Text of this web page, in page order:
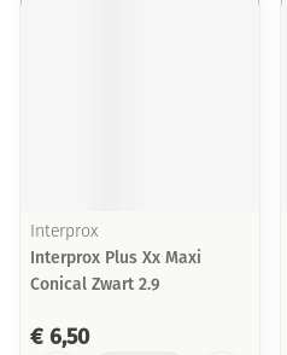
Interprox
Interprox Plus Xx Maxi
Conical Zwart 2.9
€ 6,50